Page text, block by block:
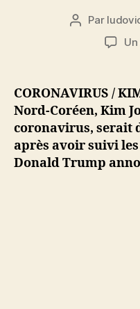
Auteur
l’article
Par
CORONAVIRUS /
Nord-Coréen, Kim
coronavirus, serait
après avoir suivi
Donald Trump